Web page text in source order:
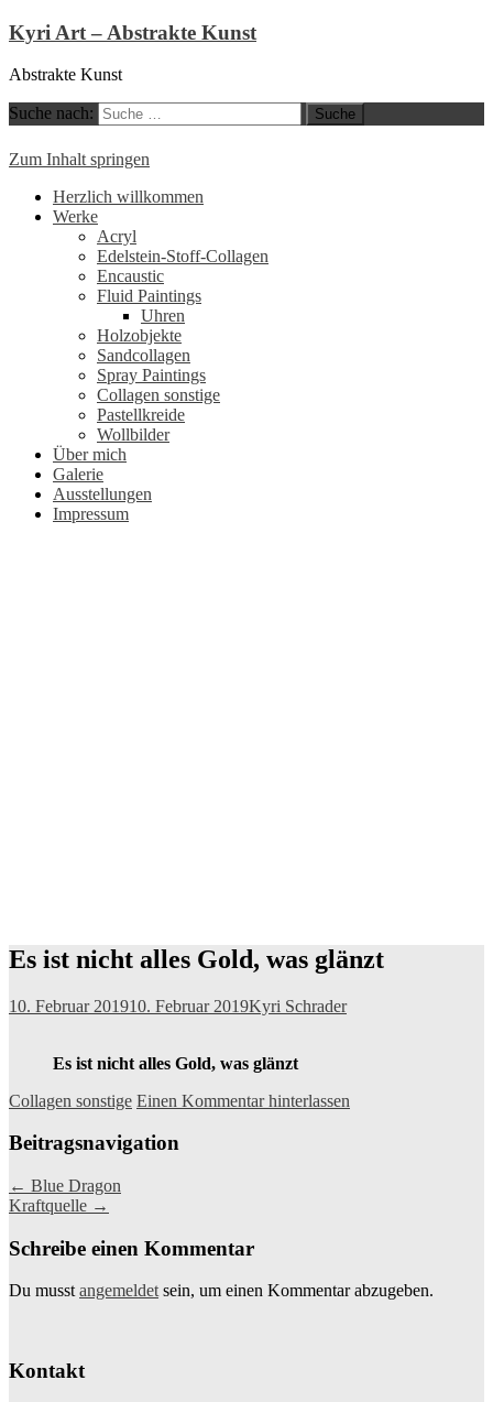
Kyri Art – Abstrakte Kunst
Abstrakte Kunst
Suche nach:
Zum Inhalt springen
Herzlich willkommen
Werke
Acryl
Edelstein-Stoff-Collagen
Encaustic
Fluid Paintings
Uhren
Holzobjekte
Sandcollagen
Spray Paintings
Collagen sonstige
Pastellkreide
Wollbilder
Über mich
Galerie
Ausstellungen
Impressum
Es ist nicht alles Gold, was glänzt
10. Februar 201910. Februar 2019Kyri Schrader
Es ist nicht alles Gold, was glänzt
Collagen sonstige Einen Kommentar hinterlassen
Beitragsnavigation
← Blue Dragon
Kraftquelle →
Schreibe einen Kommentar
Du musstangemeldetsein, um einen Kommentar abzugeben.
Kontakt